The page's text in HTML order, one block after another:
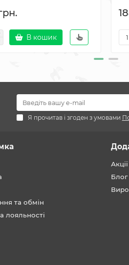
В кошик
Я прочитав і згоден з умовами
та обмін
лояльності
Акції
Блог